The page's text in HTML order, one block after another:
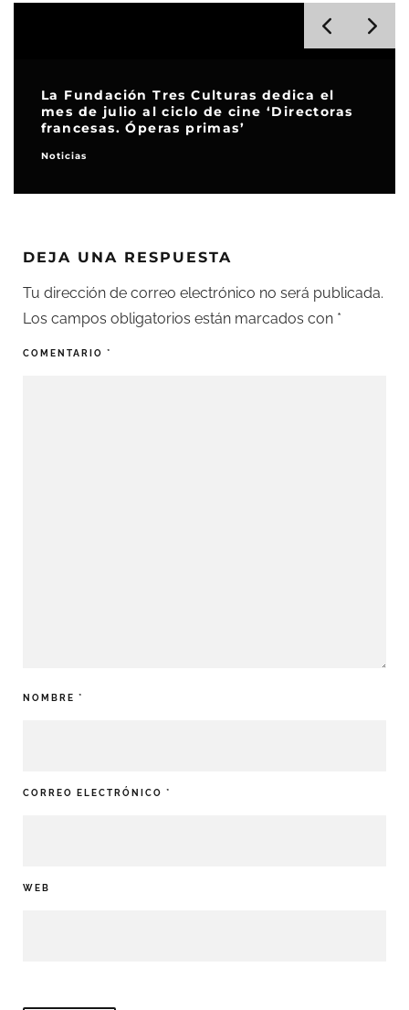
La Fundación Tres Culturas dedica el
mes de julio al ciclo de cine ‘Directoras
francesas. Óperas primas’
Noticias
DEJA UNA RESPUESTA
Tu dirección de correo electrónico no será publicada.
Los campos obligatorios están marcados con *
COMENTARIO *
NOMBRE *
CORREO ELECTRÓNICO *
WEB